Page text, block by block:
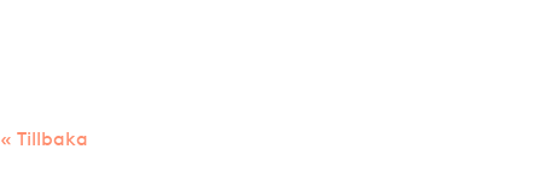
« Tillbaka